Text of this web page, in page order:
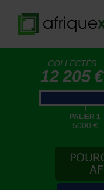
COLLECTÉS
12 205 €
|
PALIER 1
5000 €